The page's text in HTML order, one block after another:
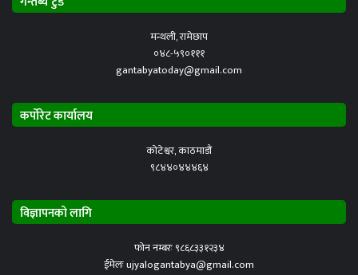
मन्थली, रामेछाप
०४८-५९०१११
gantabyatoday@gmail.com
कर्पोरेट कार्यालय
कोटेश्वर, काठमाडौं
९८४४०४४४६४
विज्ञापनको लागि
फोन नम्बरः ९८६८३३१२३४
ईमेलः ujyalogantabya@gmail.com